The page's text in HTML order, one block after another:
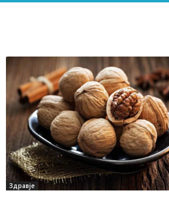
Здравје